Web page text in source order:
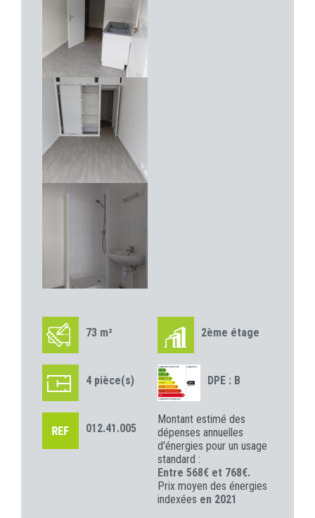
73 m² 2ème étage
4 pièce(s) DPE : B
012.41.005
Montant estimé des
dépenses annuelles
d'énergies pour un usage
standard :
Entre 568€ et 768€.
Prix moyen des énergies
indexées en 2021